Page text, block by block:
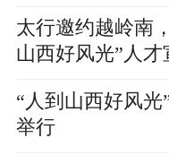
太行邀约越岭南
山西好风光”人
“人到山西好风
举行